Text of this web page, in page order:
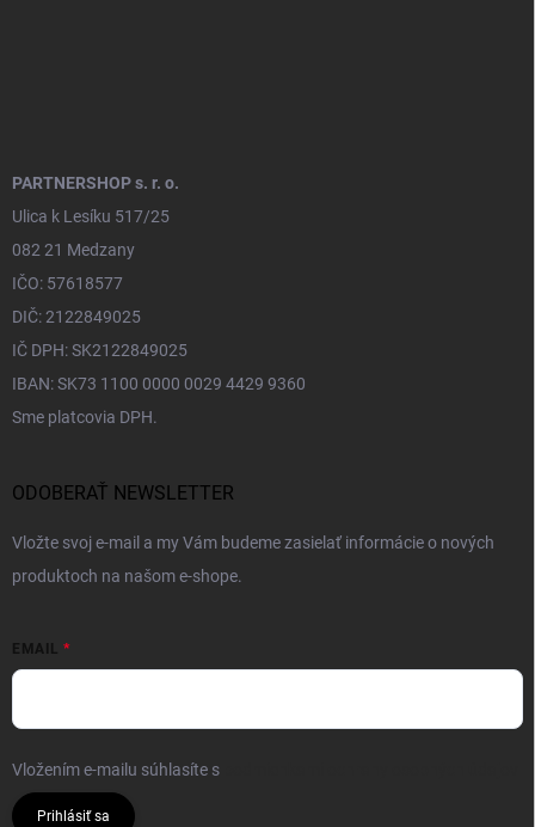
PARTNERSHOP s. r. o.
Ulica k Lesíku 517/25
082 21 Medzany
IČO: 57618577
DIČ: 2122849025
IČ DPH: SK2122849025
IBAN: SK73 1100 0000 0029 4429 9360
Sme platcovia DPH.
ODOBERAŤ NEWSLETTER
Vložte svoj e-mail a my Vám budeme zasielať informácie o nových
produktoch na našom e-shope.
EMAIL
Vložením e-mailu súhlasíte s
Prihlásiť sa